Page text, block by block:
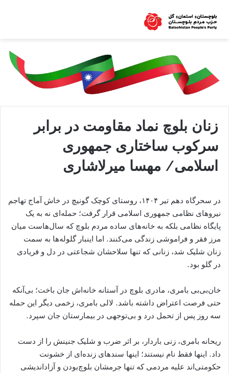
زنان بلوچ نماد مقاومت در برابر
سرکوب ساختاری جمهوری
اسلامی/ مهسا میرلاشاری
در سحرگاه دهم تیر ۱۴۰۴، روستای کوچک گونیچ در خاش آماج تهاجم
نیروهای نظامی جمهوری اسلامی قرار گرفت؛ حمله‌ای نه به یک
پایگاه نظامی بلکه به خانه‌های ساده مردم بلوچ‌ که سال‌هاست میان
مرز فقر و فراموشی زندگی می‌کنند. اما اینبار گلوله‌ها به سمت
زنان شلیک شد، زنانی که تنها سلاحشان شجاعتی در دل و فریادی
در گلو بود.
خان‌بی‌بی بامری، مادری بلوچ در آستانه خانه‌اش جان باخت؛ بی‌آنکه
حتی فرصت اعتراض داشته باشد. لالی بامری، زخمی دیگر این حمله
سه روز پس از تحمل درد و بی‌توجهی در بیمارستان جان سپرد.
ریحانه بامری، زنی باردار، بر اثر ضرب و شلیک جنینش را از دست
داد. اینها فقط نام‌ نیستند؛ اینها سندهای زنده‌ای از خشونت
حکومتی‌اند علیه مردمی که تنها جرمشان بلوچ‌بودن و آزاداندیشی